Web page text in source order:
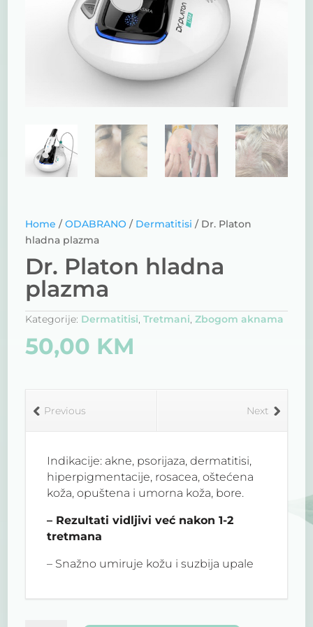
Home /ODABRANO / Dermatitisi / Dr. Platon
hladna plazma
Dr. Platon hladna
plazma
Kategorije: Dermatitisi ,Tretmani Zbogom aknama
50,00 KM
Next
Previous
Indikacije: akne, psorijaza, dermatitisi,
hiperpigmentacije, rosacea, oštećena
koža, opuštena i umorna koža, bore.
– Rezultati vidljivi već nakon 1-2
tretmana
– Snažno umiruje kožu i suzbija upale